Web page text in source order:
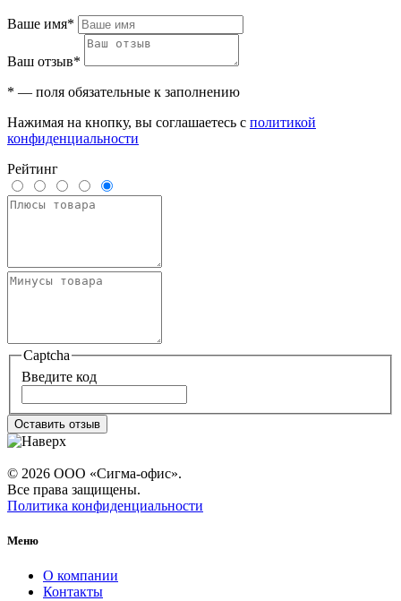
Ваше имя*
Ваш отзыв*
* — поля обязательные к заполнению
Нажимая на кнопку, вы соглашаетесь с политикой
конфиденциальности
Рейтинг
Captcha
Введите код
Оставить отзыв
© 2026 ООО «Сигма-офис».
Все права защищены.
Политика конфиденциальности
Меню
О компании
Контакты